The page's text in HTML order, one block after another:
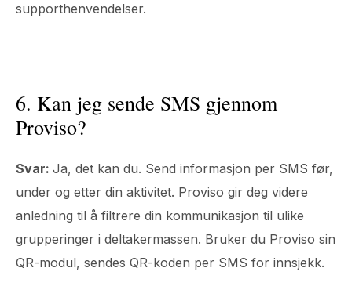
supporthenvendelser.
6. Kan jeg sende SMS gjennom
Proviso?
Svar: Ja, det kan du. Send informasjon per SMS før,
under og etter din aktivitet. Proviso gir deg videre
anledning til å filtrere din kommunikasjon til ulike
grupperinger i deltakermassen. Bruker du Proviso sin
QR-modul, sendes QR-koden per SMS for innsjekk.